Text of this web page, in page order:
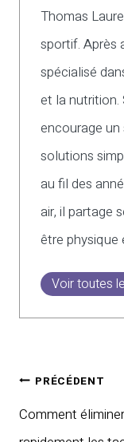
Thomas
sportif. Après
spécialisé
et la nutrition.
encourage
solutions
au fil des
air, il partage
être physique
Voir toutes
de
PRÉCÉDENT
Comment éliminer